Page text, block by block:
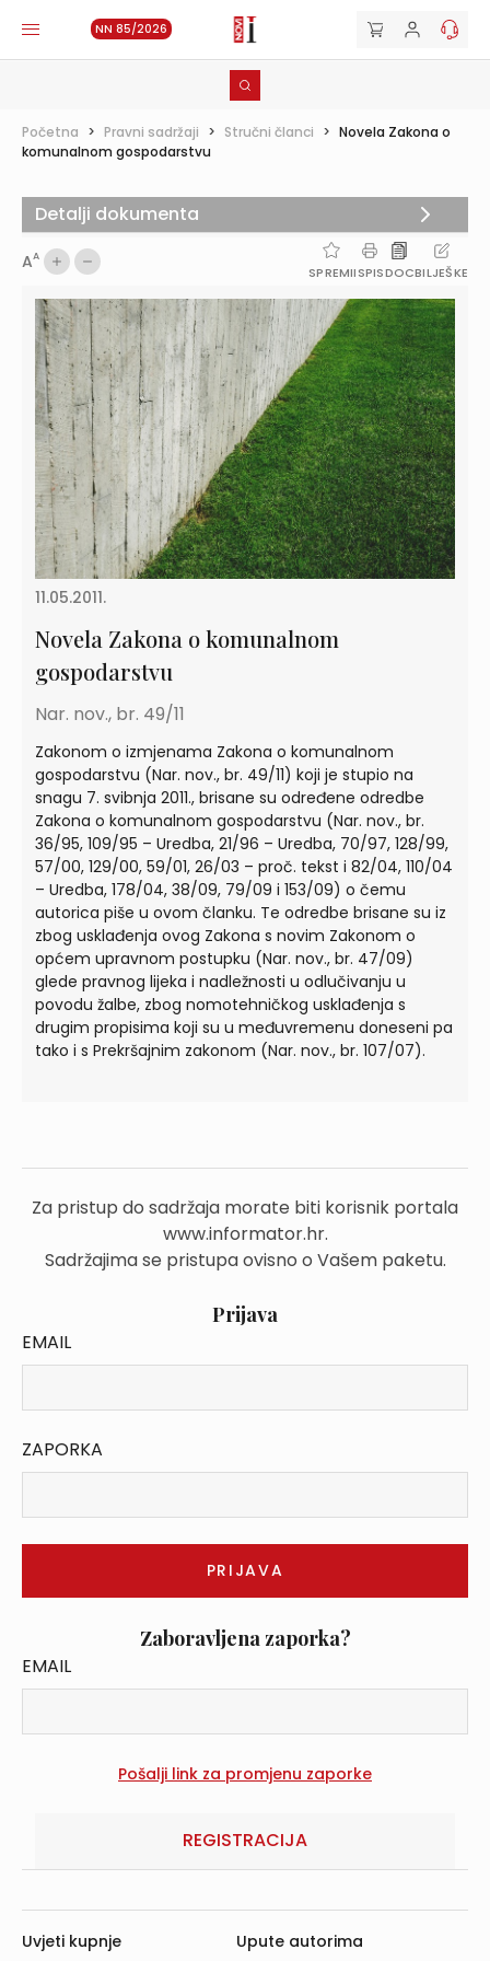
NN 85/2026
Početna > Pravni sadržaji > Stručni članci > Novela Zakona o
komunalnom gospodarstvu
AA
SPREMIISPISDOCBILJEŠKE
11.05.2011.
Novela Zakona o komunalnom
gospodarstvu
Nar. nov., br. 49/11
Zakonom o izmjenama Zakona o komunalnom
gospodarstvu (Nar. nov., br. 49/11) koji je stupio na
snagu 7. svibnja 2011., brisane su određene odredbe
Zakona o komunalnom gospodarstvu (Nar. nov., br.
36/95, 109/95 – Uredba, 21/96 – Uredba, 70/97, 128/99,
57/00, 129/00, 59/01, 26/03 – proč. tekst i 82/04, 110/04
– Uredba, 178/04, 38/09, 79/09 i 153/09) o čemu
autorica piše u ovom članku. Te odredbe brisane su iz
zbog usklađenja ovog Zakona s novim Zakonom o
općem upravnom postupku (Nar. nov., br. 47/09)
glede pravnog lijeka i nadležnosti u odlučivanju u
povodu žalbe, zbog nomotehničkog usklađenja s
drugim propisima koji su u međuvremenu doneseni pa
tako i s Prekršajnim zakonom (Nar. nov., br. 107/07).
Za pristup do sadržaja morate biti korisnik portala
www.informator.hr.
Sadržajima se pristupa ovisno o Vašem paketu.
Prijava
EMAIL
ZAPORKA
Zaboravljena zaporka?
EMAIL
REGISTRACIJA
Detalji dokumenta
Uvjeti kupnje Upute autorima